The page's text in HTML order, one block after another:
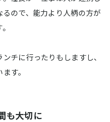
ので、能力より人柄の方が
チに行ったりもしますし、
す。
も大切に